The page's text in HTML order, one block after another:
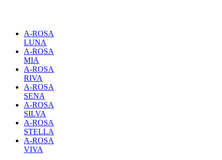
A-ROSA
LUNA
A-ROSA
MIA
A-ROSA
RIVA
A-ROSA
SENA
A-ROSA
SILVA
A-ROSA
STELLA
A-ROSA
VIVA